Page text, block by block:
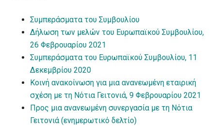
Συμπεράσματα του Συμβουλίου
Δήλωση των μελών του Ευρωπαϊκού Συμβουλίου,
26 Φεβρουαρίου 2021
Συμπεράσματα του Ευρωπαϊκού Συμβουλίου, 11
Δεκεμβρίου 2020
Κοινή ανακοίνωση για μια ανανεωμένη εταιρική
σχέση με τη Νότια Γειτονιά, 9 Φεβρουαρίου 2021
Προς μια ανανεωμένη συνεργασία με τη Νότια
Γειτονιά (ενημερωτικό δελτίο)